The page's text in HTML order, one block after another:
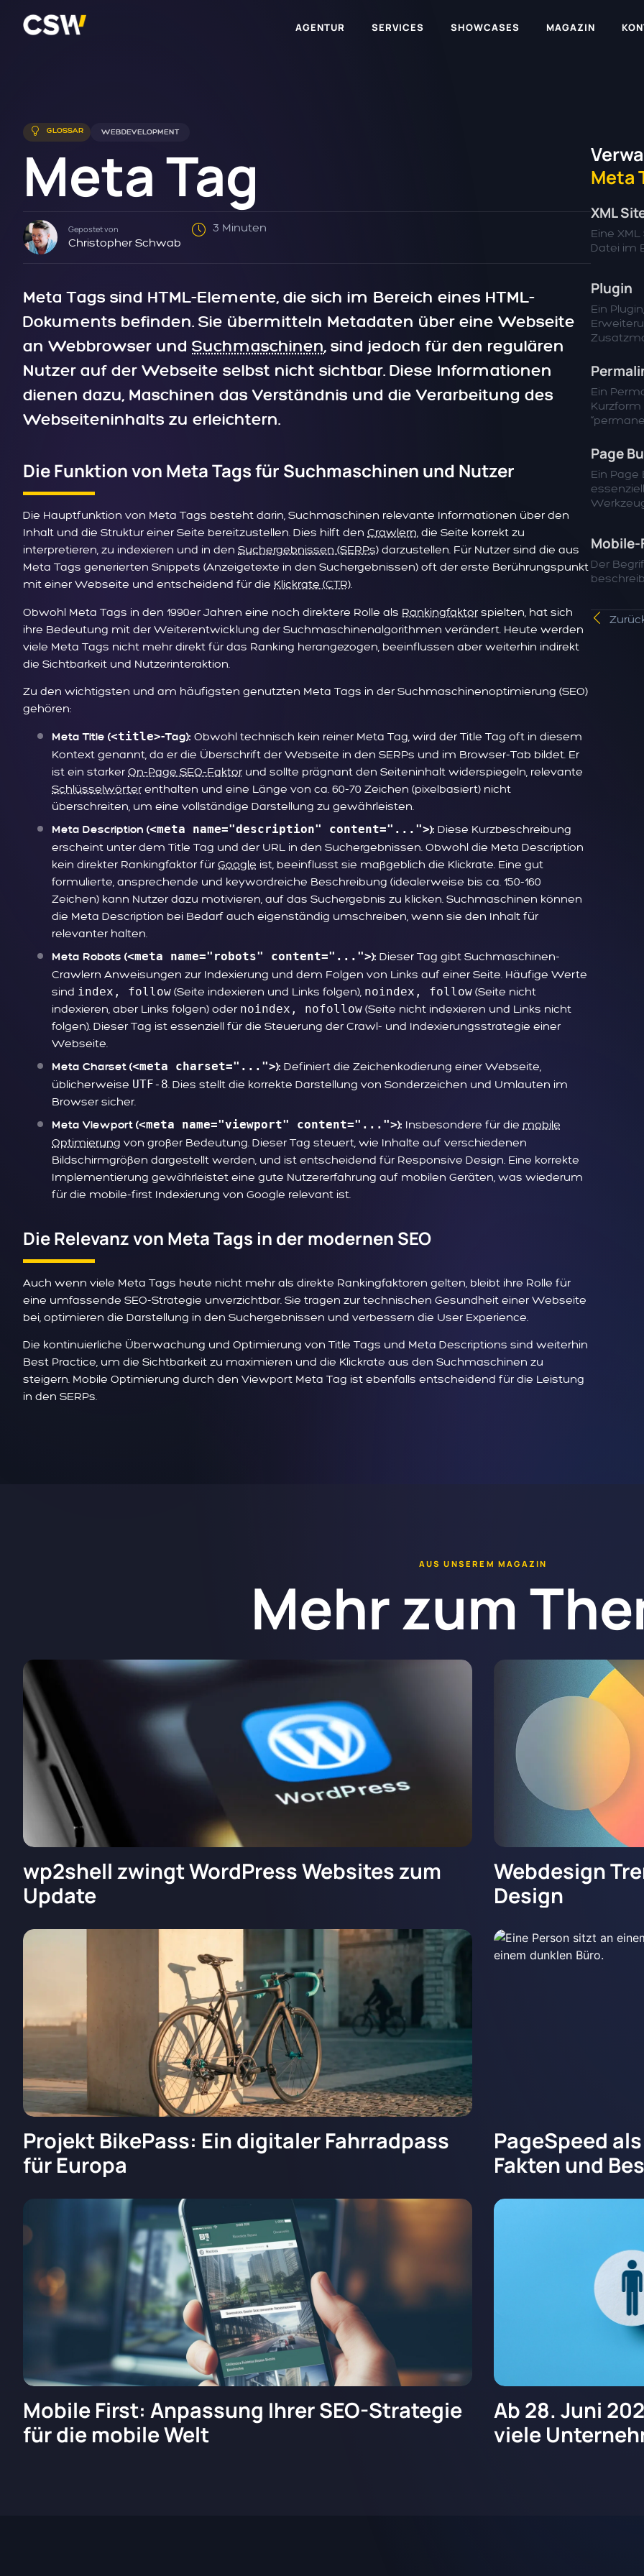
AGENTUR SERVICES SHOWCASES MAGAZIN
GLOSSAR WEBDEVELOPMENT
Meta Tag
Gepostet von
Christopher Schwab
3 Minuten
Meta Tags sind HTML-Elemente, die sich im Bereich eines HTML-
Dokuments befinden. Sie übermitteln Metadaten über eine Webseite
an Webbrowser und Suchmaschinen, sind jedoch für den regulären
Nutzer auf der Webseite selbst nicht sichtbar. Diese Informationen
dienen dazu, Maschinen das Verständnis und die Verarbeitung des
Webseiteninhalts zu erleichtern.
Die Funktion von Meta Tags für Suchmaschinen und Nutzer
Die Hauptfunktion von Meta Tags besteht darin, Suchmaschinen relevante Informationen über den
Inhalt und die Struktur einer Seite bereitzustellen. Dies hilft den Crawlern, die Seite korrekt zu
interpretieren, zu indexieren und in den Suchergebnissen (SERPs) darzustellen. Für Nutzer sind die aus
Meta Tags generierten Snippets (Anzeigetexte in den Suchergebnissen) oft der erste Berührungspunkt
mit einer Webseite und entscheidend für die Klickrate (CTR).
Obwohl Meta Tags in den 1990er Jahren eine noch direktere Rolle als Rankingfaktor spielten, hat sich
ihre Bedeutung mit der Weiterentwicklung der Suchmaschinenalgorithmen verändert. Heute werden
viele Meta Tags nicht mehr direkt für das Ranking herangezogen, beeinflussen aber weiterhin indirekt
die Sichtbarkeit und Nutzerinteraktion.
Zu den wichtigsten und am häufigsten genutzten Meta Tags in der Suchmaschinenoptimierung (SEO)
gehören:
Meta Title (<title>-Tag): Obwohl technisch kein reiner Meta Tag, wird der Title Tag oft in diesem
Kontext genannt, da er die Überschrift der Webseite in den SERPs und im Browser-Tab bildet. Er
ist ein starker On-Page SEO-Faktor und sollte prägnant den Seiteninhalt widerspiegeln, relevante
Schlüsselwörter enthalten und eine Länge von ca. 60-70 Zeichen (pixelbasiert) nicht
überschreiten, um eine vollständige Darstellung zu gewährleisten.
Meta Description (<meta name="description" content="...">): Diese Kurzbeschreibung
erscheint unter dem Title Tag und der URL in den Suchergebnissen. Obwohl die Meta Description
kein direkter Rankingfaktor für Google ist, beeinflusst sie maßgeblich die Klickrate. Eine gut
formulierte, ansprechende und keywordreiche Beschreibung (idealerweise bis ca. 150-160
Zeichen) kann Nutzer dazu motivieren, auf das Suchergebnis zu klicken. Suchmaschinen können
die Meta Description bei Bedarf auch eigenständig umschreiben, wenn sie den Inhalt für
relevanter halten.
Meta Robots (<meta name="robots" content="...">): Dieser Tag gibt Suchmaschinen-
Crawlern Anweisungen zur Indexierung und dem Folgen von Links auf einer Seite. Häufige Werte
sind index, follow (Seite indexieren und Links folgen), noindex, follow (Seite nicht
indexieren, aber Links folgen) oder noindex, nofollow (Seite nicht indexieren und Links nicht
folgen). Dieser Tag ist essenziell für die Steuerung der Crawl- und Indexierungsstrategie einer
Webseite.
Meta Charset (<meta charset="...">): Definiert die Zeichenkodierung einer Webseite,
üblicherweise UTF-8. Dies stellt die korrekte Darstellung von Sonderzeichen und Umlauten im
Browser sicher.
Meta Viewport (<meta name="viewport" content="...">): Insbesondere für die mobile
Optimierung von großer Bedeutung. Dieser Tag steuert, wie Inhalte auf verschiedenen
Bildschirmgrößen dargestellt werden, und ist entscheidend für Responsive Design. Eine korrekte
Implementierung gewährleistet eine gute Nutzererfahrung auf mobilen Geräten, was wiederum
für die mobile-first Indexierung von Google relevant ist.
Die Relevanz von Meta Tags in der modernen SEO
Auch wenn viele Meta Tags heute nicht mehr als direkte Rankingfaktoren gelten, bleibt ihre Rolle für
eine umfassende SEO-Strategie unverzichtbar. Sie tragen zur technischen Gesundheit einer Webseite
bei, optimieren die Darstellung in den Suchergebnissen und verbessern die User Experience.
Die kontinuierliche Überwachung und Optimierung von Title Tags und Meta Descriptions sind weiterhin
Best Practice, um die Sichtbarkeit zu maximieren und die Klickrate aus den Suchmaschinen zu
steigern. Mobile Optimierung durch den Viewport Meta Tag ist ebenfalls entscheidend für die Leistung
in den SERPs.
Meta
XML
Eine
Datei im
Plugin
Ein
Ein
Page
Ein Page
Der
AUS UNSEREM MAGAZIN
Mehr zum
wp2shell zwingt WordPress Websites zum
Update
Webdesign
Design
Projekt BikePass: Ein digitaler Fahrradpass
für Europa
PageSpeed
Fakten und
Mobile First: Anpassung Ihrer SEO-Strategie
für die mobile Welt
Ab 28. Juni
viele